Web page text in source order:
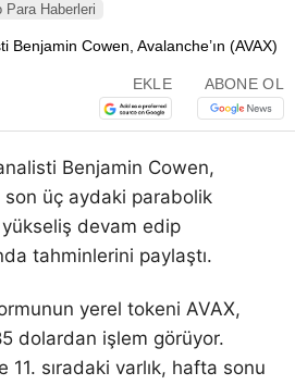
Para Haberleri
EKLE ABONE OL
Benjamin Cowen,
son üç aydaki parabolik
devam edip
tahminlerini paylaştı.
yerel tokeni AVAX,
dolardan işlem görüyor.
11. sıradaki varlık, hafta sonu